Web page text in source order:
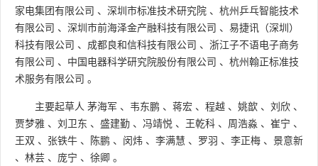
家电集团有限公司 、 深圳市标准技术研究院 、 杭州乒乓智能技术
有限公司 、 深圳市前海泽金产融科技有限公司 、 易捷讯（深圳）
科技有限公司 、 成都良和信科技有限公司 、 浙江子不语电子商务
有限公司 、 中国电器科学研究院股份有限公司 、 杭州翰正标准技
术服务有限公司 。
主要起草人 茅海军 、 韦东鹏 、 蒋宏 、 程越 、 姚歆 、 刘欣 、
贾梦雅 、 刘卫东 、 盛建勤 、 冯靖悦 、 王乾科 、 周浩淼 、 崔宁 、
王双 、 张铁牛 、 陈鹏 、 闵炜 、 李满慧 、 罗羽 、 李正梅 、 景意新
、 林芸 、 庞宁 、 徐卿 。